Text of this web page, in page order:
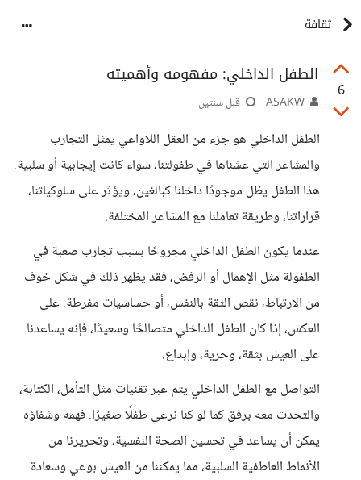
ثقافة
6
الطفل الداخلي: مفهومه وأهميته
قبل سنتين
الطفل الداخلي هو جزء من العقل اللاواعي يمثل التجارب
والمشاعر التي عشناها في طفولتنا، سواء كانت إيجابية أو سلبية.
هذا الطفل يظل موجودًا داخلنا كبالغين، ويؤثر على سلوكياتنا،
قراراتنا، وطريقة تعاملنا مع المشاعر المختلفة.
عندما يكون الطفل الداخلي مجروحًا بسبب تجارب صعبة في
الطفولة مثل الإهمال أو الرفض، فقد يظهر ذلك في شكل خوف
من الارتباط، نقص الثقة بالنفس، أو حساسيات مفرطة. على
العكس، إذا كان الطفل الداخلي متصالحًا وسعيدًا، فإنه يساعدنا
على العيش بثقة، وحرية، وإبداع.
التواصل مع الطفل الداخلي يتم عبر تقنيات مثل التأمل، الكتابة،
والتحدث معه برفق كما لو كنا نرعى طفلًا صغيرًا. فهمه وشفاؤه
يمكن أن يساعد في تحسين الصحة النفسية، وتحريرنا من
الأنماط العاطفية السلبية، مما يمكننا من العيش بوعي وسعادة